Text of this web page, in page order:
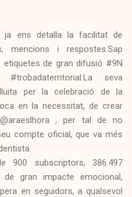
ja ens detalla la facilitat de
mencions i respostes.Sap
de gran difusió #9N
#trobadaterritorial.La seva
per la celebració de la
en la necessitat, de crear
, per tal de no
compte oficial, que va més
900 subscriptors, 386.497
gran impacte emocional,
en seguidors, a qualsevol